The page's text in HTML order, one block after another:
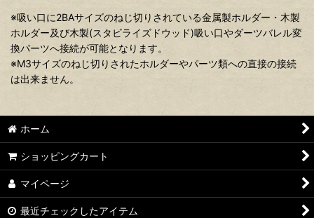
※吸い口に2BAサイズのねじ切りされている金属製ホルダー・木製
ホルダー及び木製(スタビライズドウッド)吸い口やダーツバレル変
換パーツへ接続が可能となります。
※M3サイズのねじ切りされたホルダーやパーツ類への直接の接続
は出来ません。
ホーム
ショッピングカート
マイページ
最近チェックしたアイテム